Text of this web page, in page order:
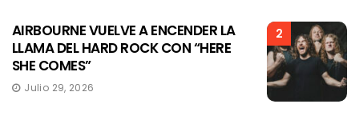
2
AIRBOURNE VUELVE A ENCENDER LA
LLAMA DEL HARD ROCK CON “HERE
SHE COMES”
Julio 29, 2026